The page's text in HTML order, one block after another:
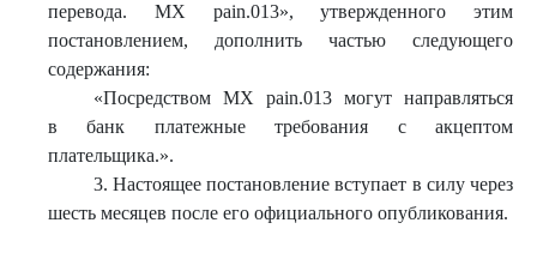
перевода. МХ pain.013», утвержденного этим
постановлением, дополнить частью следующего
содержания:
«Посредством МХ pain.013 могут направляться
в банк платежные требования с акцептом
плательщика.».
3. Настоящее постановление вступает в силу через
шесть месяцев после его официального опубликования.